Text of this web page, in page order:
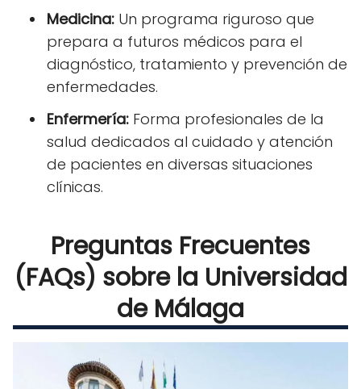
Medicina: Un programa riguroso que
prepara a futuros médicos para el
diagnóstico, tratamiento y prevención de
enfermedades.
Enfermería: Forma profesionales de la
salud dedicados al cuidado y atención
de pacientes en diversas situaciones
clínicas.
Preguntas Frecuentes
(FAQs) sobre la Universidad
de Málaga